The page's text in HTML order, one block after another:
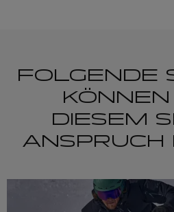
FOLGENDE
KÖNNEN
DIESEM
ANSPRUCH